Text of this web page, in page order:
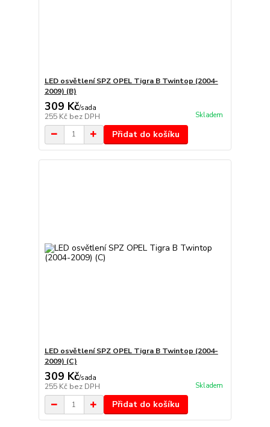
LED osvětlení SPZ OPEL Tigra B Twintop (2004-
2009) (B)
309 Kč/sada
255 Kč bez DPH Skladem
Přidat do košíku
LED osvětlení SPZ OPEL Tigra B Twintop (2004-
2009) (C)
309 Kč/sada
255 Kč bez DPH Skladem
Přidat do košíku